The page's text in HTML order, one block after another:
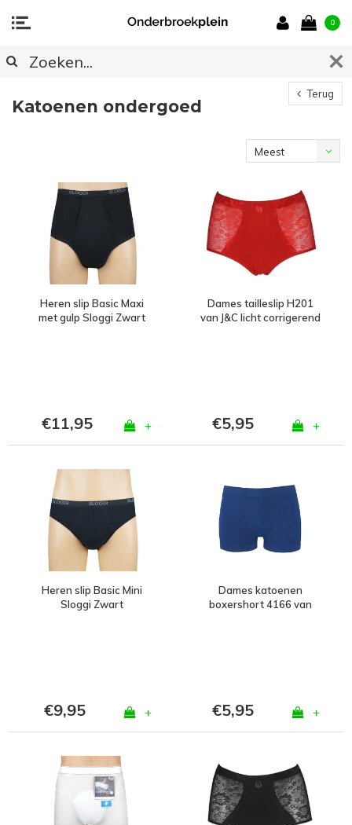
0
Terug
Katoenen ondergoed
Meest
Heren slip Basic Maxi
met gulp Sloggi Zwart
€11,95 +
Dames tailleslip H201
van J&C licht corrigerend
€5,95 +
Heren slip Basic Mini
Sloggi Zwart
€9,95 +
Dames katoenen
boxershort 4166 van
€5,95 +